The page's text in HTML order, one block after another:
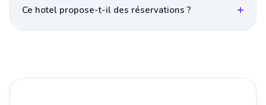
Ce hotel propose-t-il des réservations ?